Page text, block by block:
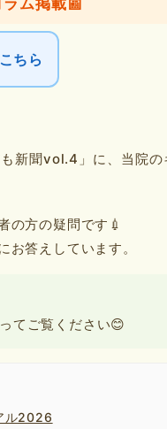
ちら
新聞vol.4」に、当院の
の方の疑問です💉
お答えしています。
てご覧ください😊
ル2026